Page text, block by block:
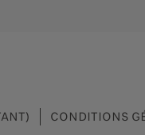
CONDITIONS